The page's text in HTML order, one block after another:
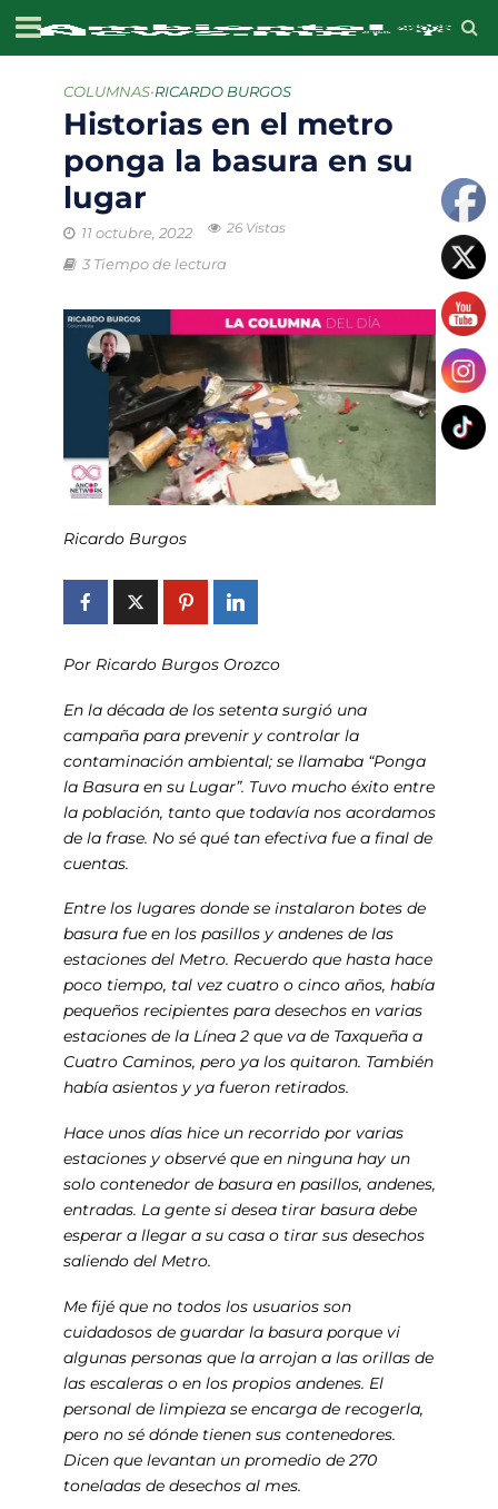
COLUMNAS•RICARDO BURGOS
Historias en el metro
ponga la basura en su
lugar
11 octubre, 2022 26 Vistas
3 Tiempo de lectura
Ricardo Burgos
Por Ricardo Burgos Orozco
En la década de los setenta surgió una
campaña para prevenir y controlar la
contaminación ambiental; se llamaba “Ponga
la Basura en su Lugar”. Tuvo mucho éxito entre
la población, tanto que todavía nos acordamos
de la frase. No sé qué tan efectiva fue a final de
cuentas.
Entre los lugares donde se instalaron botes de
basura fue en los pasillos y andenes de las
estaciones del Metro. Recuerdo que hasta hace
poco tiempo, tal vez cuatro o cinco años, había
pequeños recipientes para desechos en varias
estaciones de la Línea 2 que va de Taxqueña a
Cuatro Caminos, pero ya los quitaron. También
había asientos y ya fueron retirados.
Hace unos días hice un recorrido por varias
estaciones y observé que en ninguna hay un
solo contenedor de basura en pasillos, andenes,
entradas. La gente si desea tirar basura debe
esperar a llegar a su casa o tirar sus desechos
saliendo del Metro.
Me fijé que no todos los usuarios son
cuidadosos de guardar la basura porque vi
algunas personas que la arrojan a las orillas de
las escaleras o en los propios andenes. El
personal de limpieza se encarga de recogerla,
pero no sé dónde tienen sus contenedores.
Dicen que levantan un promedio de 270
toneladas de desechos al mes.